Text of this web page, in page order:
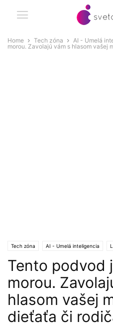
Home Tech zóna AI - Umelá
morou. Zavolajú vám s hlasom vašej
Tech zóna AI - Umelá inteligencia
Tento podvod
morou.
hlasom vašej
dieťaťa či